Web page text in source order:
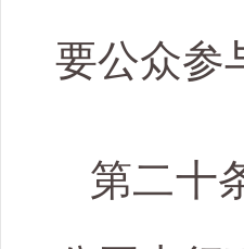
要公众参
第二十